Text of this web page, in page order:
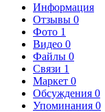
Информация
Отзывы 0
Фото 1
Видео 0
Файлы 0
Связи 1
Маркет 0
Обсуждения 0
Упоминания 0